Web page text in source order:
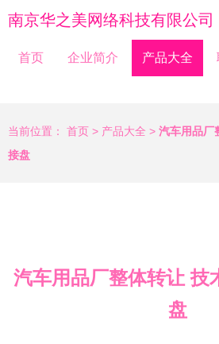
南京华之美网络科技有限公司
首页 企业简介 产品大全
当前位置： 首页 > 产品大全 > 汽车用品厂
接盘
汽车用品厂整体转让 技
盘